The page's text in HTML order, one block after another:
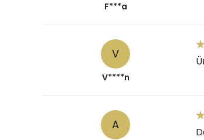
F***a
V
V****n
A